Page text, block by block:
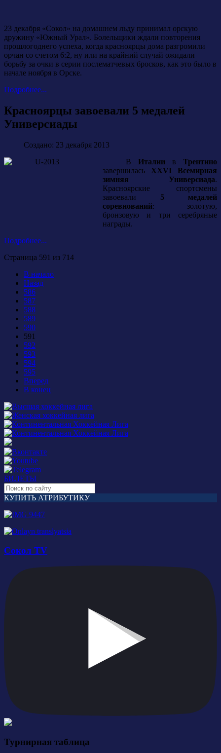
23 декабря «Сокол» на домашнем льду принимал орскую
дружину «Южный Урал». Болельщики ждали повторения
прошлогоднего успеха, когда красноярцы дома разгромили
орчан со счетом 6:2, ну или на крайний случай ожидали
борьбу за очки в серии послематчевых бросков, как это было в
начале ноября в Орске.
Подробнее...
Красноярцы завоевали 5 медалей
Универсиады
Создано: 23 декабря 2013
ВИталии вТрентино
завершилась XXVI Всемирная
зимняя Универсиада.
Красноярские спортсмены
завоевали 5 медалей
соревнований: золотую,
бронзовую и три серебряные
награды.
Подробнее...
Страница 591 из 714
В начало
Назад
586
587
588
589
590
591
592
593
594
595
Вперед
В конец
БИЛЕТЫ
КУПИТЬ АТРИБУТИКУ
Сокол TV
Турнирная таблица